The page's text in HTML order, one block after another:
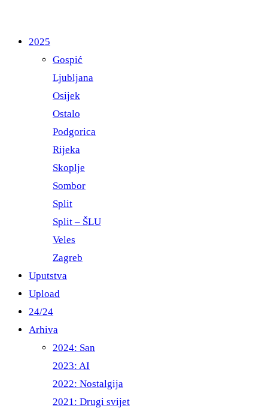
2025
Gospić
Ljubljana
Osijek
Ostalo
Podgorica
Rijeka
Skoplje
Sombor
Split
Split – ŠLU
Veles
Zagreb
Uputstva
Upload
24/24
Arhiva
2024: San
2023: AI
2022: Nostalgija
2021: Drugi svijet